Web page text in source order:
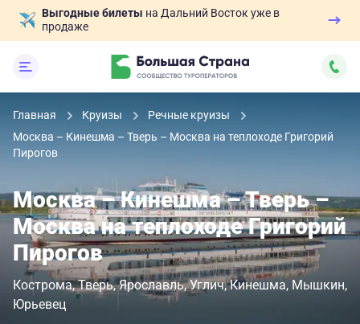
Выгодные билеты на Дальний Восток уже в
продаже
Главная Круизы
Речные круизы
Москва – Кинешма – Тверь – Москва на теплоходе Григорий
Пирогов
Москва – Кинешма – Тверь –
Москва на теплоходе Григорий
Пирогов
Кострома Тверь Ярославль Углич Кинешма Мышкин
Юрьевец